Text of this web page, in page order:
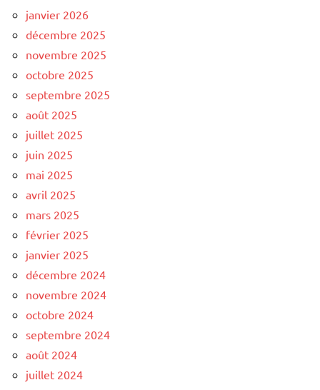
janvier 2026
décembre 2025
novembre 2025
octobre 2025
septembre 2025
août 2025
juillet 2025
juin 2025
mai 2025
avril 2025
mars 2025
février 2025
janvier 2025
décembre 2024
novembre 2024
octobre 2024
septembre 2024
août 2024
juillet 2024